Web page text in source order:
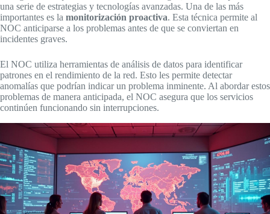
una serie de estrategias y tecnologías avanzadas. Una de las más
importantes es la monitorización proactiva. Esta técnica permite al
NOC anticiparse a los problemas antes de que se conviertan en
incidentes graves.
El NOC utiliza herramientas de análisis de datos para identificar
patrones en el rendimiento de la red. Esto les permite detectar
anomalías que podrían indicar un problema inminente. Al abordar estos
problemas de manera anticipada, el NOC asegura que los servicios
continúen funcionando sin interrupciones.